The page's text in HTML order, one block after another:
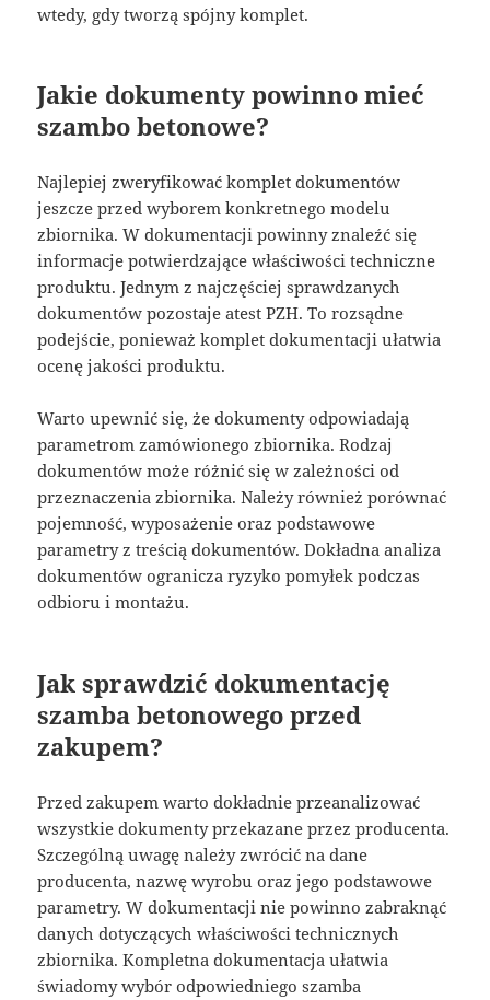
wtedy, gdy tworzą spójny komplet.
Jakie dokumenty powinno mieć
szambo betonowe?
Najlepiej zweryfikować komplet dokumentów
jeszcze przed wyborem konkretnego modelu
zbiornika. W dokumentacji powinny znaleźć się
informacje potwierdzające właściwości techniczne
produktu. Jednym z najczęściej sprawdzanych
dokumentów pozostaje atest PZH. To rozsądne
podejście, ponieważ komplet dokumentacji ułatwia
ocenę jakości produktu.
Warto upewnić się, że dokumenty odpowiadają
parametrom zamówionego zbiornika. Rodzaj
dokumentów może różnić się w zależności od
przeznaczenia zbiornika. Należy również porównać
pojemność, wyposażenie oraz podstawowe
parametry z treścią dokumentów. Dokładna analiza
dokumentów ogranicza ryzyko pomyłek podczas
odbioru i montażu.
Jak sprawdzić dokumentację
szamba betonowego przed
zakupem?
Przed zakupem warto dokładnie przeanalizować
wszystkie dokumenty przekazane przez producenta.
Szczególną uwagę należy zwrócić na dane
producenta, nazwę wyrobu oraz jego podstawowe
parametry. W dokumentacji nie powinno zabraknąć
danych dotyczących właściwości technicznych
zbiornika. Kompletna dokumentacja ułatwia
świadomy wybór odpowiedniego szamba